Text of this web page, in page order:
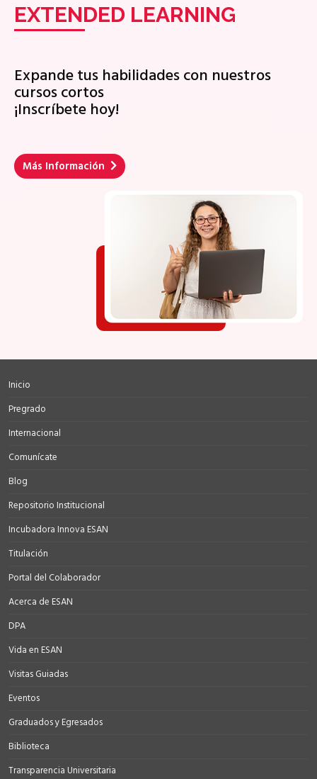
EXTENDED LEARNING
Expande tus habilidades con nuestros
cursos cortos
¡Inscríbete hoy!
Más Información
Inicio
Pregrado
Internacional
Comunícate
Blog
Repositorio Institucional
Incubadora Innova ESAN
Titulación
Portal del Colaborador
Acerca de ESAN
DPA
Vida en ESAN
Visitas Guiadas
Eventos
Graduados y Egresados
Biblioteca
Transparencia Universitaria